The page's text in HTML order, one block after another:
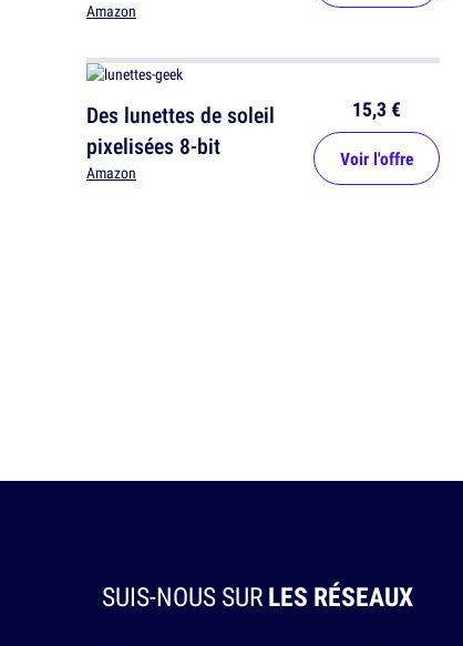
Amazon
Des lunettes de soleil
pixelisées 8-bit
Amazon
15,3 €
Voir l'offre
SUIS-NOUS SURLES RÉSEAUX